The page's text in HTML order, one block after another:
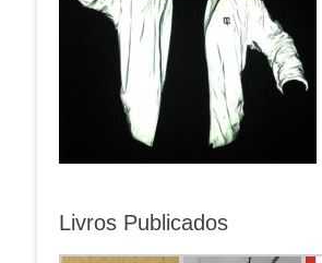
Livros Publicados